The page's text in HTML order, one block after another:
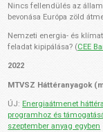
Nincs fellendülés az
bevonása Európa zöld
Nemzeti energia- és
feladat kipipálása? (CEE
2022
MTVSZ Háttéranyagok
ÚJ: Energiaátmenet
programhoz és
szeptember anyag egyben